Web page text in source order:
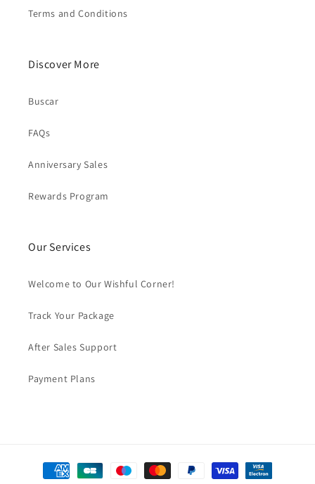
Terms and Conditions
Discover More
Buscar
FAQs
Anniversary Sales
Rewards Program
Our Services
Welcome to Our Wishful Corner!
Track Your Package
After Sales Support
Payment Plans
Formas